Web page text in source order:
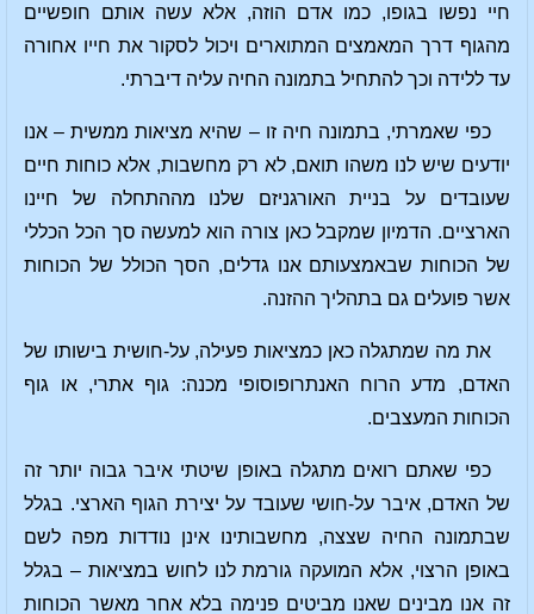
חיי נפשו בגופו, כמו אדם הוזה, אלא עשה אותם חופשיים
מהגוף דרך המאמצים המתוארים ויכול לסקור את חייו אחורה
עד ללידה וכך להתחיל בתמונה החיה עליה דיברתי.
כפי שאמרתי, בתמונה חיה זו – שהיא מציאות ממשית – אנו
יודעים שיש לנו משהו תואם, לא רק מחשבות, אלא כוחות חיים
שעובדים על בניית האורגניזם שלנו מההתחלה של חיינו
הארציים. הדמיון שמקבל כאן צורה הוא למעשה סך הכל הכללי
של הכוחות שבאמצעותם אנו גדלים, הסך הכולל של הכוחות
אשר פועלים גם בתהליך ההזנה.
את מה שמתגלה כאן כמציאות פעילה, על-חושית בישותו של
האדם, מדע הרוח האנתרופוסופי מכנה: גוף אתרי, או גוף
הכוחות המעצבים.
כפי שאתם רואים מתגלה באופן שיטתי איבר גבוה יותר זה
של האדם, איבר על-חושי שעובד על יצירת הגוף הארצי. בגלל
שבתמונה החיה שצצה, מחשבותינו אינן נודדות מפה לשם
באופן הרצוי, אלא המועקה גורמת לנו לחוש במציאות – בגלל
זה אנו מבינים שאנו מביטים פנימה בלא אחר מאשר הכוחות